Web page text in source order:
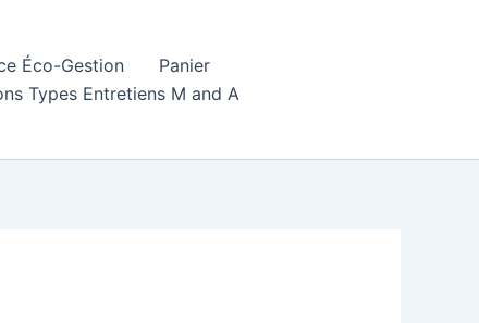
Éco-Gestion
Panier
Types Entretiens M and A